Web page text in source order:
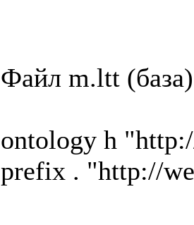
Файл m.ltt (база)
ontology h
prefix . "http://